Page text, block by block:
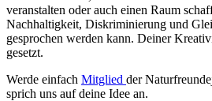
veranstalten oder auch einen Raum
Nachhaltigkeit, Diskriminierung und
gesprochen werden kann. Deiner
gesetzt.
Werde einfach Mitglied der
sprich uns auf deine Idee an.